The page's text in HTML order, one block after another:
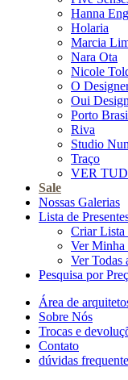
Hanna
Holaria
Marcia
Nara Ota
Nicole
O
Oui Design
Porto
Riva
Studio Nun
Traço
VER
Sale
Nossas Galerias
Lista de
Criar Lista
Ver Minha
Ver Todas
Pesquisa por
Área de
Sobre Nós
Trocas e
Contato
dúvidas